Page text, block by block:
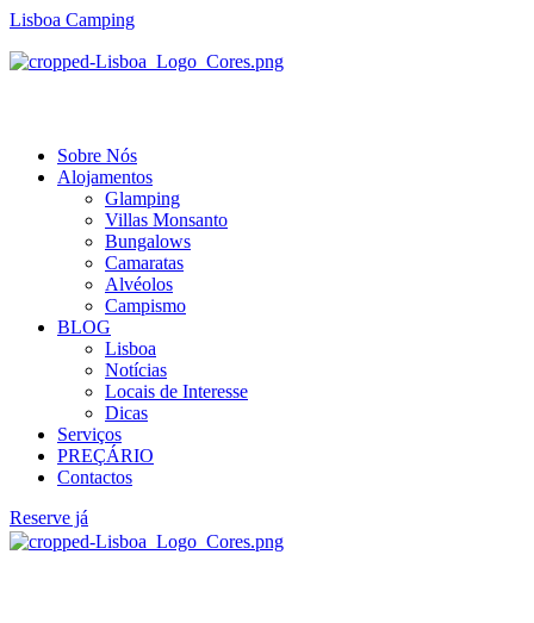
Lisboa Camping
Menu
Sobre Nós
Alojamentos
Glamping
Villas Monsanto
Bungalows
Camaratas
Alvéolos
Campismo
BLOG
Lisboa
Notícias
Locais de Interesse
Dicas
Serviços
PREÇÁRIO
Contactos
Reserve já